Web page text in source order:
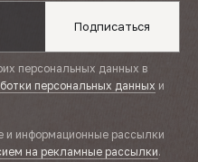
Подписаться
персональных данных в
персональных данных и
и информационные рассылки
на рекламные рассылки.